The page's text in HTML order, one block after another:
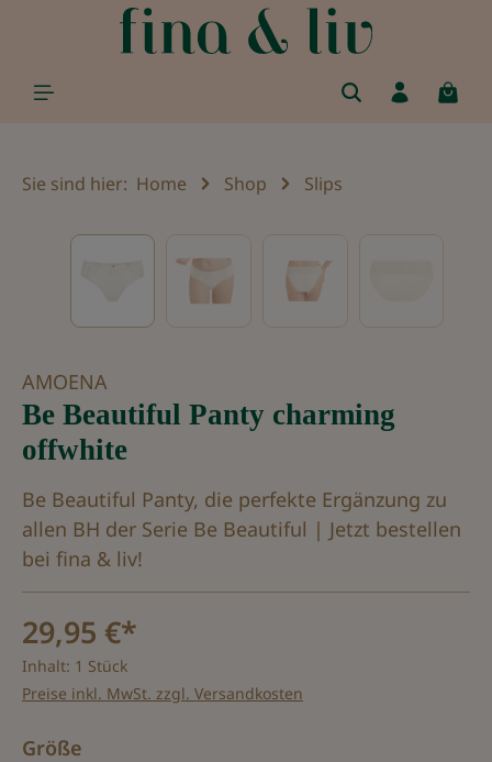
springen
Sie sind hier: Home Shop Slips
Bildergalerie überspringen
AMOENA
Be Beautiful Panty charming
offwhite
Be Beautiful Panty, die perfekte Ergänzung zu
allen BH der Serie Be Beautiful | Jetzt bestellen
bei fina & liv!
29,95 €*
Inhalt: 1 Stück
Preise inkl. MwSt. zzgl. Versandkosten
Größe